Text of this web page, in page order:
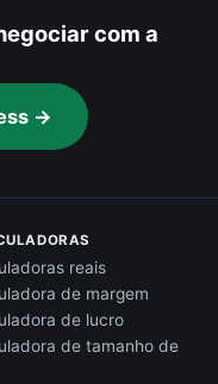
com a
→
reais
de margem
de lucro
de tamanho de